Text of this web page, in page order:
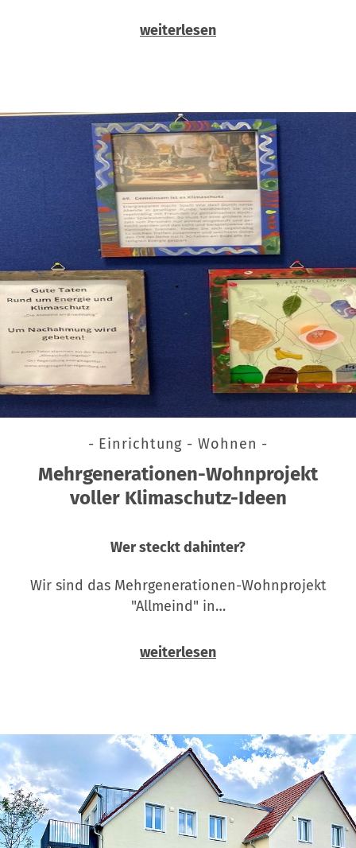
weiterlesen
- Einrichtung - Wohnen -
Mehrgenerationen-Wohnprojekt
voller Klimaschutz-Ideen
Wer steckt dahinter?
Wir sind das Mehrgenerationen-Wohnprojekt
"Allmeind" in…
weiterlesen